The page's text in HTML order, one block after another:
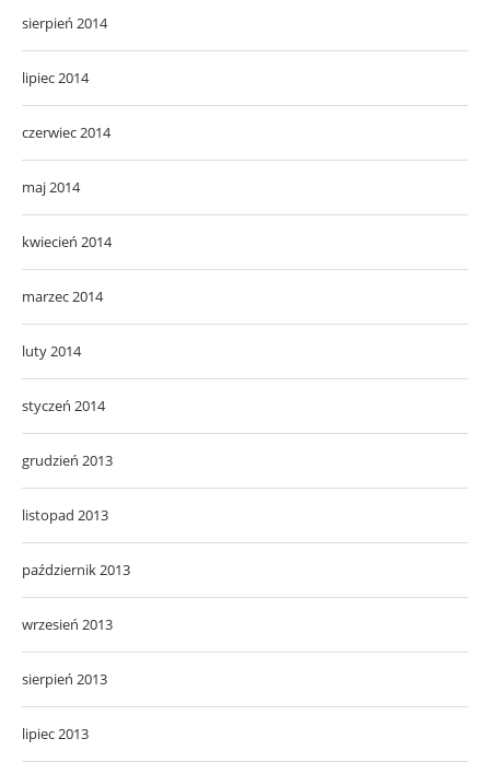
sierpień 2014
lipiec 2014
czerwiec 2014
maj 2014
kwiecień 2014
marzec 2014
luty 2014
styczeń 2014
grudzień 2013
listopad 2013
październik 2013
wrzesień 2013
sierpień 2013
lipiec 2013